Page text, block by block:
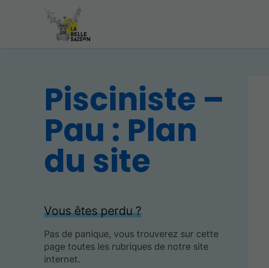
Pisciniste –
Pau : Plan
du site
Vous êtes perdu ?
Pas de panique, vous trouverez sur cette
page toutes les rubriques de notre site
internet.​​